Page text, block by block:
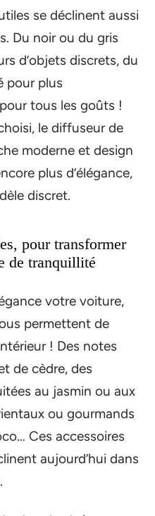
se déclinent aussi
Du noir ou du gris
d’objets discrets, du
pour plus
tous les goûts !
le diffuseur de
moderne et design
plus d’élégance,
discret.
pour transformer
de tranquillité
votre voiture,
permettent de
! Des notes
de cèdre, des
au jasmin ou aux
ou gourmands
Ces accessoires
aujourd’hui dans